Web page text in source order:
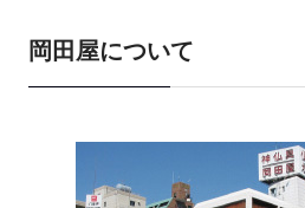
岡田屋について